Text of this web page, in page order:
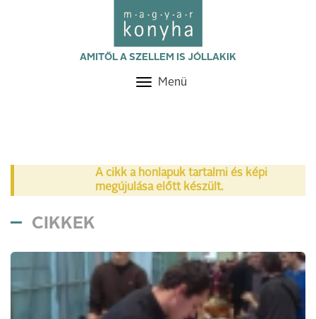
AMITŐL A SZELLEM IS JÓLLAKIK
Toggle
Menü
A cikk a honlapuk tartalmi és képi
megújulása előtt készült.
CIKKEK